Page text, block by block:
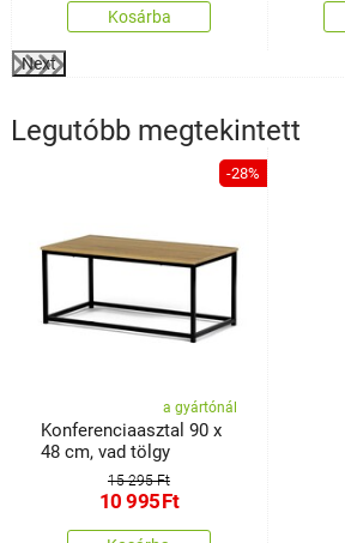
Kosárba
Next
Legutóbb megtekintett
-28%
a gyártónál
Konferenciaasztal 90 x
48 cm, vad tölgy
15 295 Ft
10 995Ft